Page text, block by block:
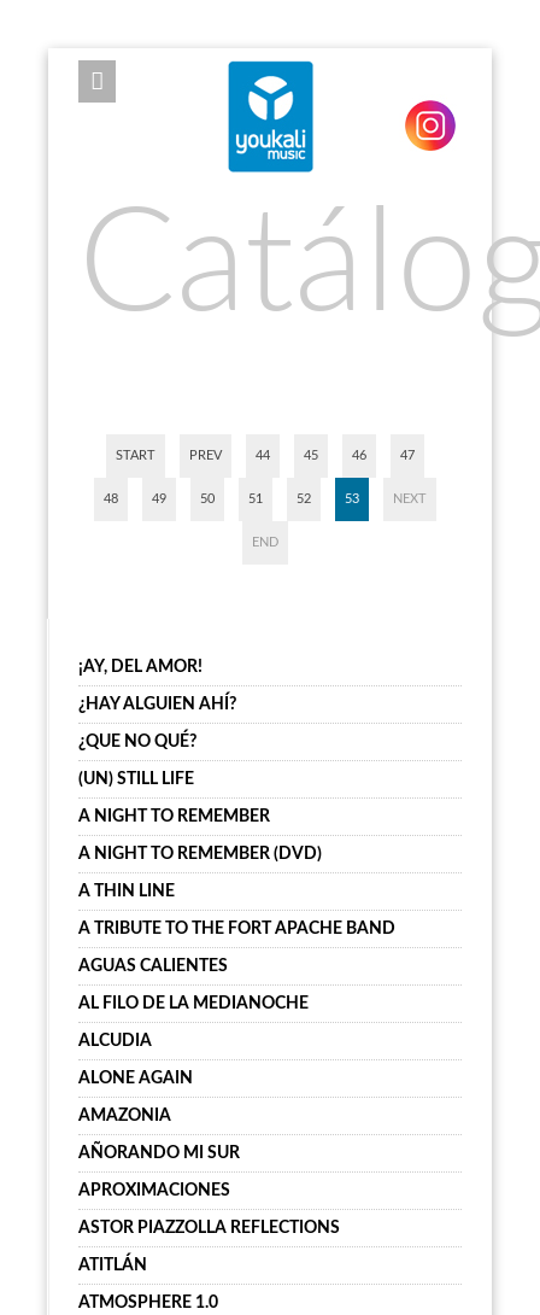
EXPOSE FRAMEWORK FOR JOOMLA 2.5 AND 3.0+
START PREV 44 45 46 47
48 49 50 51 52 53 NEXT
END
¡AY, DEL AMOR!
¿HAY ALGUIEN AHÍ?
¿QUE NO QUÉ?
(UN) STILL LIFE
A NIGHT TO REMEMBER
A NIGHT TO REMEMBER (DVD)
A THIN LINE
A TRIBUTE TO THE FORT APACHE BAND
AGUAS CALIENTES
AL FILO DE LA MEDIANOCHE
ALCUDIA
ALONE AGAIN
AMAZONIA
AÑORANDO MI SUR
APROXIMACIONES
ASTOR PIAZZOLLA REFLECTIONS
ATITLÁN
ATMOSPHERE 1.0